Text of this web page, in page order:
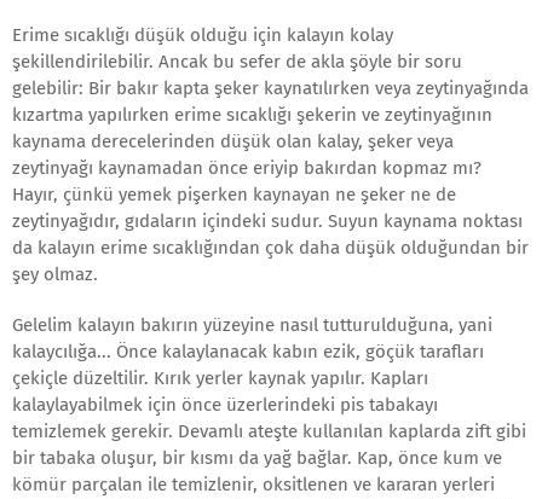
Erime sıcaklığı düşük olduğu için kalayın kolay
şekillendirilebilir. Ancak bu sefer de akla şöyle bir soru
gelebilir: Bir bakır kapta şeker kaynatılırken veya zeytinyağında
kızartma yapılırken erime sıcaklığı şekerin ve zeytinyağının
kaynama derecelerinden düşük olan kalay, şeker veya
zeytinyağı kaynamadan önce eriyip bakırdan kopmaz mı?
Hayır, çünkü yemek pişerken kaynayan ne şeker ne de
zeytinyağıdır, gıdaların içindeki sudur. Suyun kaynama noktası
da kalayın erime sıcaklığından çok daha düşük olduğundan bir
şey olmaz.
Gelelim kalayın bakırın yüzeyine nasıl tutturulduğuna, yani
kalaycılığa... Önce kalaylanacak kabın ezik, göçük tarafları
çekiçle düzeltilir. Kırık yerler kaynak yapılır. Kapları
kalaylayabilmek için önce üzerlerindeki pis tabakayı
temizlemek gerekir. Devamlı ateşte kullanılan kaplarda zift gibi
bir tabaka oluşur, bir kısmı da yağ bağlar. Kap, önce kum ve
kömür parçalan ile temizlenir, oksitlenen ve kararan yerleri